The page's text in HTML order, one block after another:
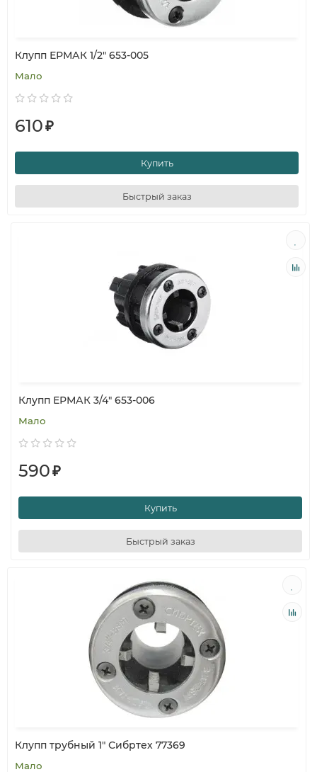
Клупп ЕРМАК 1/2" 653-005
Мало
610₽
Купить
Быстрый заказ
Клупп ЕРМАК 3/4" 653-006
Мало
590₽
Купить
Быстрый заказ
Клупп трубный 1" Сибртех 77369
Мало